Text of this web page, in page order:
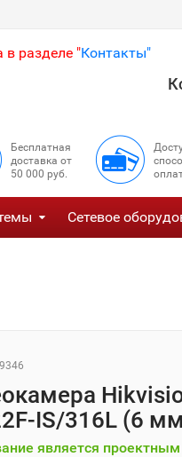
разделе "Контакты"
Бесплатная
доставка от
50 000 руб.
Сетевое
IS/316L (6
является проектным